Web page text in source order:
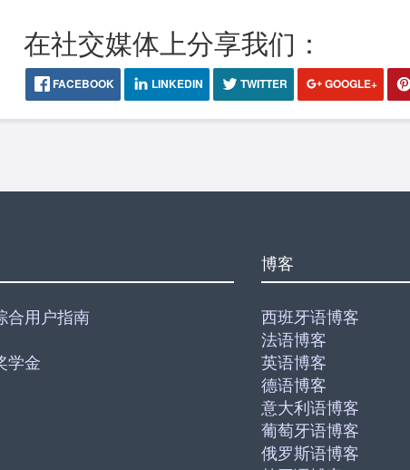
在社交媒体上分享我们：
FACEBOOK LINKEDIN TWITTER GOOGLE+
合用户指南
学金
博客
西班牙语博客
法语博客
英语博客
德语博客
意大利语博客
葡萄牙语博客
俄罗斯语博客